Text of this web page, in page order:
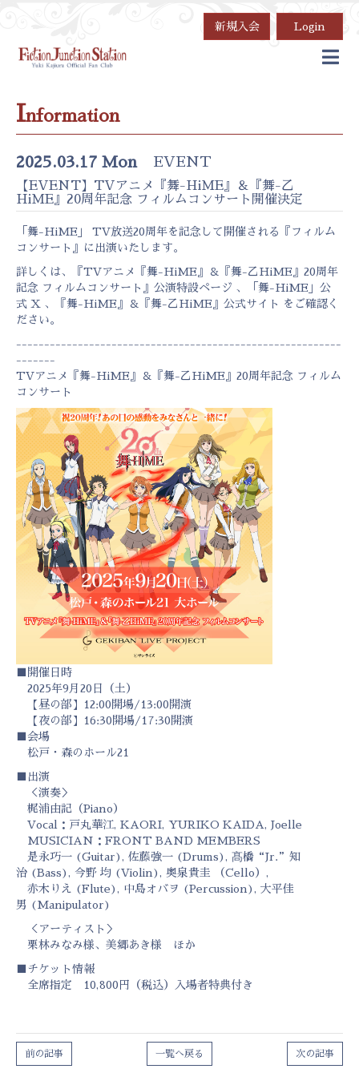
新規入会 Login
Information
2025.03.17 Mon EVENT
【EVENT】TVアニメ『舞-HiME』＆『舞-乙
HiME』20周年記念 フィルムコンサート開催決定
「舞-HiME」 TV放送20周年を記念して開催される『フィルム
コンサート』に出演いたします。
詳しくは、
『TVアニメ『舞-HiME』＆『舞-乙HiME』20周年
記念 フィルムコンサート』公演特設ページ 、
「舞-HiME」公
式 X 、『 舞-HiME』＆『舞-乙HiME』公式サイト
をご確認く
ださい。
----------------------------------------------------------
-------
TVアニメ『舞-HiME』＆『舞-乙HiME』20周年記念 フィルム
コンサート
■開催日時
2025年9月20日（土）
【昼の部】12:00開場/13:00開演
【夜の部】16:30開場/17:30開演
■会場
松戸・森のホール21
■出演
＜演奏＞
梶浦由記（Piano）
Vocal：戸丸華江, KAORI, YURIKO KAIDA, Joelle
MUSICIAN：FRONT BAND MEMBERS
是永巧一 (Guitar), 佐藤強一 (Drums), 髙橋“Jr.”知
治 (Bass), 今野 均 (Violin), 奥泉貴圭 （Cello）,
赤木りえ (Flute), 中島オバヲ (Percussion), 大平佳
男 (Manipulator)
＜アーティスト＞
栗林みなみ様、美郷あき様 ほか
■チケット情報
全席指定 10,800円（税込）入場者特典付き
次の記事
一覧へ戻る
前の記事